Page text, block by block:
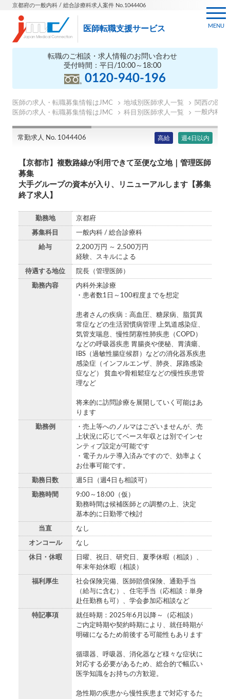
京都府の一般内科 / 総合診療科求人案件 No.1044406
医師転職支援サービス
転職のご相談・求人情報のお問い合わせ
受付時間：平日/10:00～18:00
0120-940-196
MENU
医師の求人・転職募集情報はJMC 地域別医師求人一覧
関西の医師
医師の求人・転職募集情報はJMC
科目別医師求人一覧 一般内科の
常勤求人 No. 1044406 高給 週4日以内
【京都市】複数路線が利用できて至便な立地｜管理医師
募集
大手グループの資本が入り、リニューアルします【募集
終了求人】
勤務地 京都府
募集科目 一般内科 / 総合診療科
給与
2,200万円 ～ 2,500万円
経験、スキルによる
待遇する地位 院長（管理医師）
勤務内容
内科外来診療
・患者数1日～100程度までを想定
患者さんの疾病：高血圧、糖尿病、脂質異
常症などの生活習慣病管理 上気道感染症、
気管支喘息、慢性閉塞性肺疾患（COPD）
などの呼吸器疾患 胃腸炎や便秘、胃潰瘍、
IBS（過敏性腸症候群）などの消化器系疾患
感染症（インフルエンザ、肺炎、尿路感染
症など） 貧血や骨粗鬆症などの慢性疾患管
理など
将来的に訪問診療を展開していく可能はあ
ります
勤務例
・売上等へのノルマはございませんが、売
上状況に応じてベース年収とは別でインセ
ンティブ設定が可能です
・電子カルテ導入済みですので、効率よく
お仕事可能です。
勤務日数 週5日（週4日も相談可）
勤務時間
9:00～18:00（仮）
勤務時間は候補医師との調整の上、決定
基本的に日勤帯で検討
当直 なし
オンコール なし
休日・休暇
日曜、祝日、研究日、夏季休暇（相談）、
年末年始休暇（相談）
福利厚生
社会保険完備、医師賠償保険、通勤手当
（給与に含む）、住宅手当（応相談：単身
赴任勤務も可）、学会参加応相談など
特記事項
就任時期：2025年6月以降～（応相談）
ご内定時期や契約時期により、就任時期が
明確になるため前後する可能性もあります
循環器、呼吸器、消化器など様々な症状に
対応する必要があるため、総合的で幅広い
医学知識をお持ちの方歓迎。
急性期の疾患から慢性疾患まで対応するた